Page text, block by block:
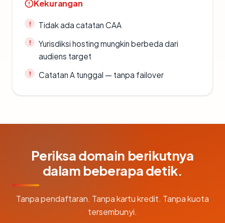
Kekurangan
Tidak ada catatan CAA
Yurisdiksi hosting mungkin berbeda dari
audiens target
Catatan A tunggal — tanpa failover
Periksa domain berikutnya
dalam beberapa detik.
Tanpa pendaftaran. Tanpa kartu kredit. Tanpa kuota
tersembunyi.